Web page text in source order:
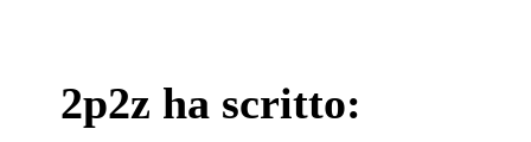
2p2z ha scritto: